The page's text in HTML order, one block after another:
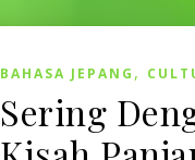
BAHASA JEPANG ,
Sering